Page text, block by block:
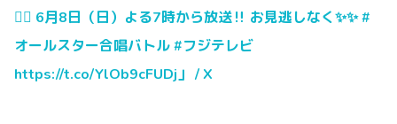
❤️‍🔥 6月8日（日）よる7時から放送‼️ お見逃しなく✨✨ #
オールスター合唱バトル #フジテレビ
https://t.co/YlOb9cFUDj」 / X